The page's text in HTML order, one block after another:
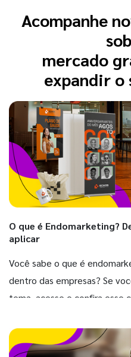
Acompanhe
mercado
expandir o
O que é Endomarketing?
aplicar
Você sabe o que é
dentro das empresas? Se
tema, acesse e confira esse